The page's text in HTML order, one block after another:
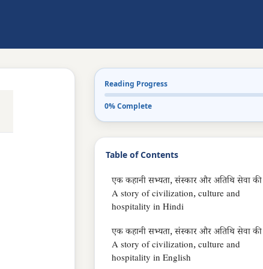
Reading Progress
0% Complete
Table of Contents
एक कहानी सभ्यता, संस्कार और अतिथि सेवा की |
A story of civilization, culture and
hospitality in Hindi
एक कहानी सभ्यता, संस्कार और अतिथि सेवा की |
A story of civilization, culture and
hospitality in English